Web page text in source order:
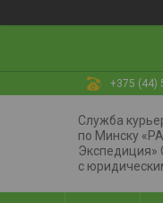
+375 (44)
Служба
по Минску
Экспедиция»
с